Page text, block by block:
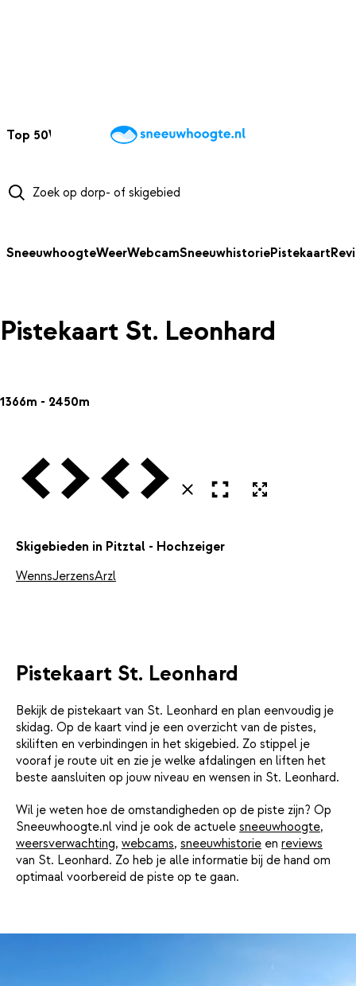
Top 50Webcams WintersportweerKaarten
SneeuwhoogteWeerWebcamSneeuwhistoriePistekaart
Pistekaart St. Leonhard
1366m - 2450m
Vorige VolgendeVorige Volgende
SluitenOpen in volledig scherm
Skigebieden in Pitztal - Hochzeiger
WennsJerzensArzl
Pistekaart St. Leonhard
Bekijk de pistekaart van St. Leonhard en plan eenvoudig je
skidag. Op de kaart vind je een overzicht van de pistes,
skiliften en verbindingen in het skigebied. Zo stippel je
vooraf je route uit en zie je welke afdalingen en liften het
beste aansluiten op jouw niveau en wensen in St. Leonhard.
Wil je weten hoe de omstandigheden op de piste zijn? Op
Sneeuwhoogte.nl vind je ook de actuele sneeuwhoogte,
weersverwachting, webcams, sneeuwhistorie en reviews
van St. Leonhard. Zo heb je alle informatie bij de hand om
optimaal voorbereid de piste op te gaan.